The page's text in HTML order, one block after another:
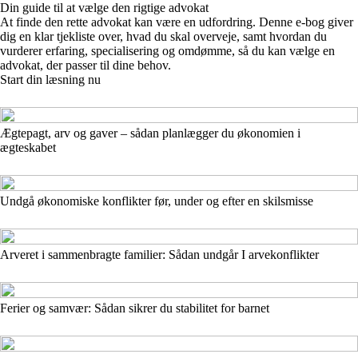
Din guide til at vælge den rigtige advokat
At finde den rette advokat kan være en udfordring. Denne e-bog giver
dig en klar tjekliste over, hvad du skal overveje, samt hvordan du
vurderer erfaring, specialisering og omdømme, så du kan vælge en
advokat, der passer til dine behov.
Start din læsning nu
Ægtepagt, arv og gaver – sådan planlægger du økonomien i
ægteskabet
Undgå økonomiske konflikter før, under og efter en skilsmisse
Arveret i sammenbragte familier: Sådan undgår I arvekonflikter
Ferier og samvær: Sådan sikrer du stabilitet for barnet